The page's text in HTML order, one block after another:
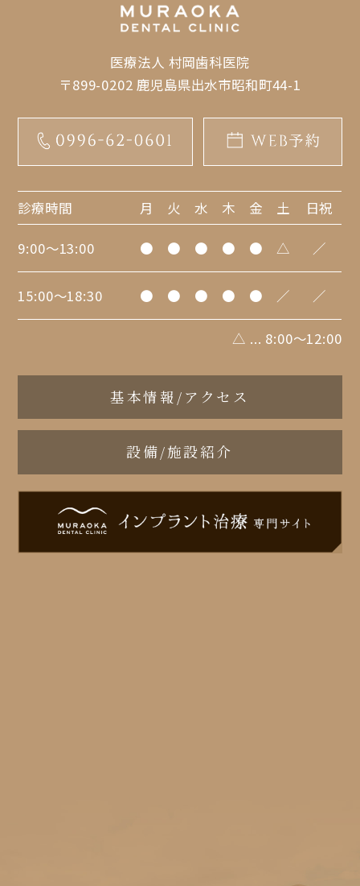
医療法人 村岡歯科医院
〒899-0202 鹿児島県出水市昭和町44-1
診療時間 月 火 水 木 金 土 日祝
9:00～13:00 ● ● ● ● ● △ ／
15:00～18:30 ● ● ● ● ● ／ ／
△ ... 8:00～12:00
基本情報/アクセス
設備/施設紹介